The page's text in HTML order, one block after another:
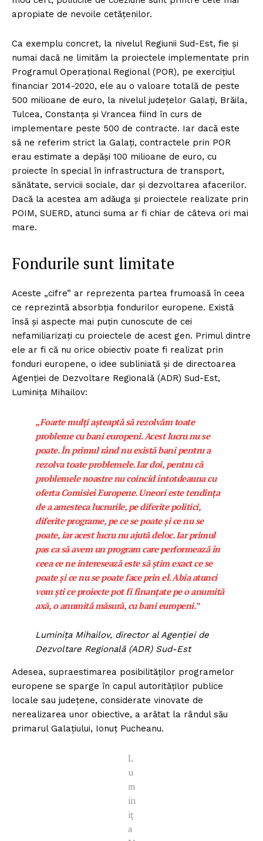
apropiate de nevoile cetățenilor.
Ca exemplu concret, la nivelul Regiunii Sud-Est, fie și
numai dacă ne limităm la proiectele implementate prin
Programul Operațional Regional (POR), pe exercițiul
financiar 2014-2020, ele au o valoare totală de peste
500 milioane de euro, la nivelul județelor Galați, Brăila,
Tulcea, Constanța și Vrancea fiind în curs de
implementare peste 500 de contracte. Iar dacă este
să ne referim strict la Galați, contractele prin POR
erau estimate a depăși 100 milioane de euro, cu
proiecte în special în infrastructura de transport,
sănătate, servicii sociale, dar și dezvoltarea afacerilor.
Dacă la acestea am adăuga și proiectele realizate prin
POIM, SUERD, atunci suma ar fi chiar de câteva ori mai
mare.
Fondurile sunt limitate
Aceste „cifre” ar reprezenta partea frumoasă în ceea
ce reprezintă absorbția fondurilor europene. Există
însă și aspecte mai puțin cunoscute de cei
nefamiliarizați cu proiectele de acest gen. Primul dintre
ele ar fi că nu orice obiectiv poate fi realizat prin
fonduri europene, o idee subliniată și de directoarea
Agenției de Dezvoltare Regională (ADR) Sud-Est,
Luminița Mihailov:
„Foarte mulți așteaptă să rezolvăm toate
probleme cu bani europeni. Acest lucru nu se
poate. În primul rând nu există bani pentru a
rezolva toate problemele. Iar doi, pentru că
problemele noastre nu coincid întotdeauna cu
oferta Comisiei Europene. Uneori este tendința
de a amesteca lucrurile, pe diferite politici,
diferite programe, pe ce se poate și ce nu se
poate, iar acest lucru nu ajută deloc. Iar primul
pas ca să avem un program care performează în
ceea ce ne interesează este să știm exact ce se
poate și ce nu se poate face prin el. Abia atunci
vom ști ce proiecte pot fi finanțate pe o anumită
axă, o anumită măsură, cu bani europeni.”
Luminița Mihailov, director al Agenției de
Dezvoltare Regională (ADR) Sud-Est
Adesea, supraestimarea posibilităților programelor
europene se sparge în capul autorităților publice
locale sau județene, considerate vinovate de
nerealizarea unor obiective, a arătat la rândul său
primarul Galațiului, Ionuț Pucheanu.
L
u
m
in
iț
a